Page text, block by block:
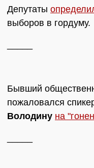
Депутаты
выборов в гордуму.
Бывший
пожаловался
Володину на